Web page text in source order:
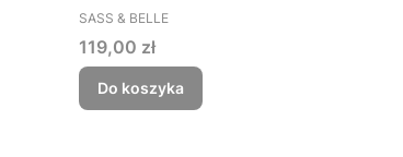
PRODUCENT
SASS & BELLE
Cena
119,00 zł
Do koszyka